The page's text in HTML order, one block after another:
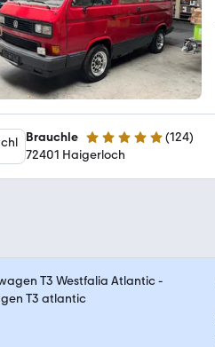
Brauchle 4.9 Sterne (124)
72401 Haigerloch